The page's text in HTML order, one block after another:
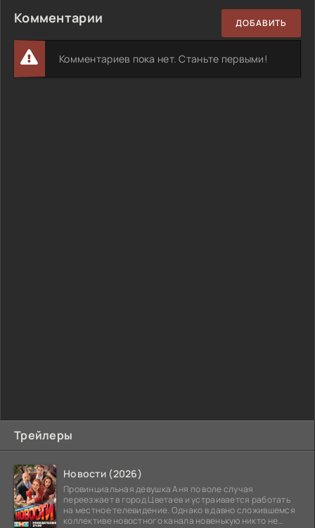
Трейлеры
Новости (2026)
Провинциальная девушка Аня по воле случая
переезжает в город Цветаев и устраивается работать
на местное телевидение. Однако в давно сложившемся
коллективе новостного канала новенькую никто не
Комментарии ДОБАВИТЬ
Комментариев пока нет. Станьте первыми!